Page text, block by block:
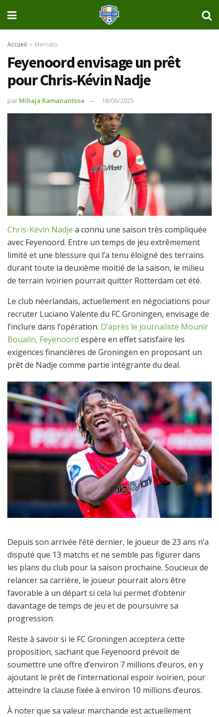
Accueil Mercato
Feyenoord envisage un prêt
pour Chris-Kévin Nadje
par Mihaja Ramanantsoa 18/06/2025
Chris-Kévin Nadje a connu une saison très compliquée
avec Feyenoord. Entre un temps de jeu extrêmement
limité et une blessure qui l’a tenu éloigné des terrains
durant toute la deuxième moitié de la saison, le milieu
de terrain ivoirien pourrait quitter Rotterdam cet été.
Le club néerlandais, actuellement en négociations pour
recruter Luciano Valente du FC Groningen, envisage de
l’inclure dans l’opération. D’après le journaliste Mounir
Boualin, Feyenoord espère en effet satisfaire les
exigences financières de Groningen en proposant un
prêt de Nadje comme partie intégrante du deal.
Depuis son arrivée l’été dernier, le joueur de 23 ans n’a
disputé que 13 matchs et ne semble pas figurer dans
les plans du club pour la saison prochaine. Soucieux de
relancer sa carrière, le joueur pourrait alors être
favorable à un départ si cela lui permet d’obtenir
davantage de temps de jeu et de poursuivre sa
progression.
Reste à savoir si le FC Groningen acceptera cette
proposition, sachant que Feyenoord prévoit de
soumettre une offre d’environ 7 millions d’euros, en y
ajoutant le prêt de l’international espoir ivoirien, pour
atteindre la clause fixée à environ 10 millions d’euros.
À noter que sa valeur marchande est actuellement